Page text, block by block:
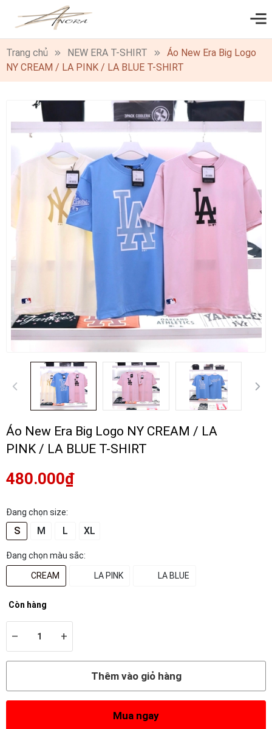
0
Trang chủ NEW ERA T-SHIRT
Áo New Era Big Logo
NY CREAM / LA PINK / LA BLUE T-SHIRT
Áo New Era Big Logo NY CREAM / LA
PINK / LA BLUE T-SHIRT
480.000₫
Đang chọn size:
S M L XL
Đang chọn màu sắc:
CREAM LA PINK LA BLUE
Còn hàng
– +
Thêm vào giỏ hàng
Mua ngay